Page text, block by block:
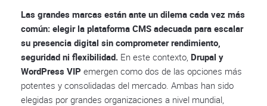
Las grandes marcas están ante un dilema cada vez más
común: elegir la plataforma CMS adecuada para escalar
su presencia digital sin comprometer rendimiento,
seguridad ni flexibilidad. En este contexto, Drupal y
WordPress VIP emergen como dos de las opciones más
potentes y consolidadas del mercado. Ambas han sido
elegidas por grandes organizaciones a nivel mundial,